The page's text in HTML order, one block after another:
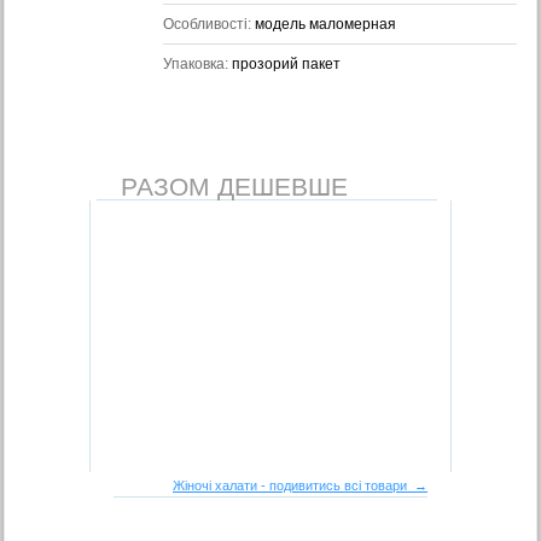
Особливості: модель маломерная
Упаковка: прозорий пакет
РАЗОМ ДЕШЕВШЕ
Жіночі халати - подивитись всі товари →